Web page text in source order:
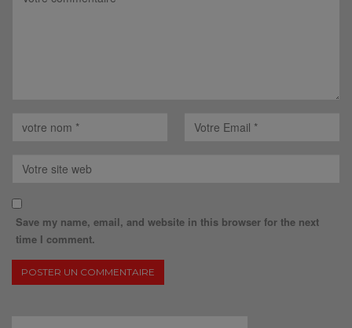
Save my name, email, and website in this browser for the next
time I comment.